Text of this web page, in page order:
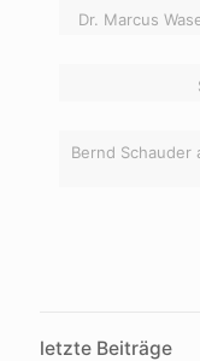
Dr. Marcus
Bernd
letzte Beiträge